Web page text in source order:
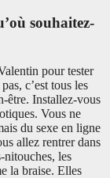
souhaitez-
pour tester
c’est tous les
être. Installez-vous
Vous ne
du sexe en ligne
allez rentrer dans
nitouches, les
la braise. Elles